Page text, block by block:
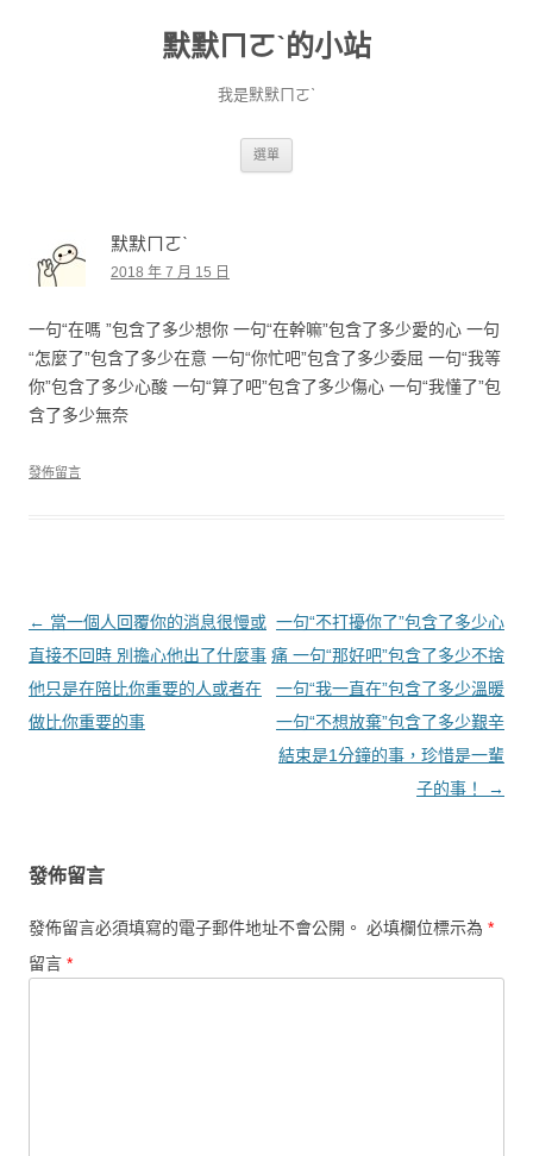
默默ㄇㄛˋ的小站
我是默默ㄇㄛˋ
選單
默默ㄇㄛˋ
2018 年 7 月 15 日
一句“在嗎 ”包含了多少想你 一句“在幹嘛”包含了多少愛的心 一句
“怎麼了”包含了多少在意 一句“你忙吧”包含了多少委屈 一句“我等
你”包含了多少心酸 一句“算了吧”包含了多少傷心 一句“我懂了”包
含了多少無奈
發佈留言
文章導覽
← 當一個人回覆你的消息很慢或
直接不回時 別擔心他出了什麼事
他只是在陪比你重要的人或者在
做比你重要的事
一句“不打擾你了”包含了多少心
痛 一句“那好吧”包含了多少不捨
一句“我一直在”包含了多少溫暖
一句“不想放棄”包含了多少艱辛
結束是1分鐘的事，珍惜是一輩
子的事！
→
發佈留言
發佈留言必須填寫的電子郵件地址不會公開。 必填欄位標示為 *
留言 *